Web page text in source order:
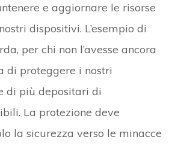
e aggiornare le risorse
dispositivi. L’esempio di
per chi non l’avesse ancora
di proteggere i nostri
di più depositari di
La protezione deve
la sicurezza verso le minacce